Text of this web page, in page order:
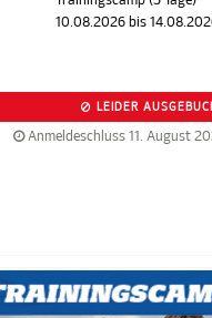
10.08.2026 bis
LEIDER
Anmeldeschluss 11. August